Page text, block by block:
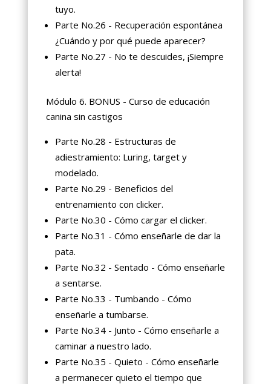
tuyo.
Parte No.26 - Recuperación espontánea
¿Cuándo y por qué puede aparecer?
Parte No.27 - No te descuides, ¡Siempre
alerta!
Módulo 6. BONUS - Curso de educación
canina sin castigos
Parte No.28 - Estructuras de
adiestramiento: Luring, target y
modelado.
Parte No.29 - Beneficios del
entrenamiento con clicker.
Parte No.30 - Cómo cargar el clicker.
Parte No.31 - Cómo enseñarle de dar la
pata.
Parte No.32 - Sentado - Cómo enseñarle
a sentarse.
Parte No.33 - Tumbando - Cómo
enseñarle a tumbarse.
Parte No.34 - Junto - Cómo enseñarle a
caminar a nuestro lado.
Parte No.35 - Quieto - Cómo enseñarle
a permanecer quieto el tiempo que